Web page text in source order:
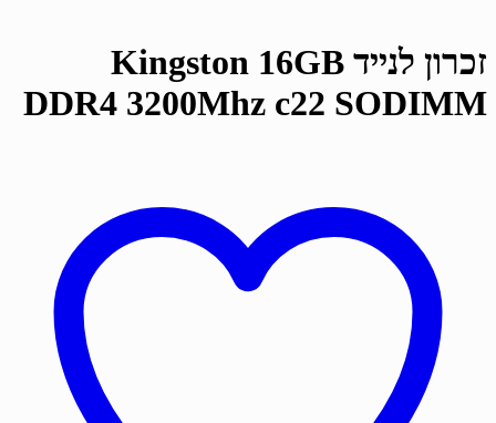
זכרון לנייד Kingston 16GB
DDR4 3200Mhz c22 SODIMM